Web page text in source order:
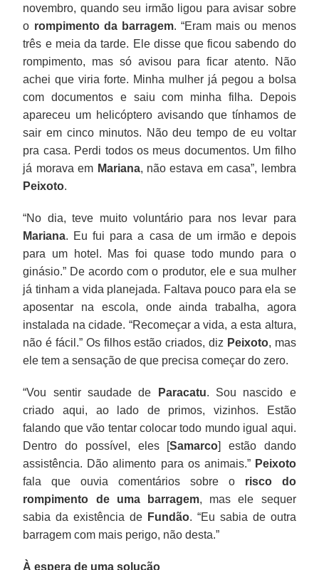
novembro, quando seu irmão ligou para avisar sobre
o rompimento da barragem. “Eram mais ou menos
três e meia da tarde. Ele disse que ficou sabendo do
rompimento, mas só avisou para ficar atento. Não
achei que viria forte. Minha mulher já pegou a bolsa
com documentos e saiu com minha filha. Depois
apareceu um helicóptero avisando que tínhamos de
sair em cinco minutos. Não deu tempo de eu voltar
pra casa. Perdi todos os meus documentos. Um filho
já morava em Mariana, não estava em casa”, lembra
Peixoto.
“No dia, teve muito voluntário para nos levar para
Mariana. Eu fui para a casa de um irmão e depois
para um hotel. Mas foi quase todo mundo para o
ginásio.” De acordo com o produtor, ele e sua mulher
já tinham a vida planejada. Faltava pouco para ela se
aposentar na escola, onde ainda trabalha, agora
instalada na cidade. “Recomeçar a vida, a esta altura,
não é fácil.” Os filhos estão criados, diz Peixoto, mas
ele tem a sensação de que precisa começar do zero.
“Vou sentir saudade de Paracatu. Sou nascido e
criado aqui, ao lado de primos, vizinhos. Estão
falando que vão tentar colocar todo mundo igual aqui.
Dentro do possível, eles [Samarco] estão dando
assistência. Dão alimento para os animais.” Peixoto
fala que ouvia comentários sobre o risco do
rompimento de uma barragem, mas ele sequer
sabia da existência de Fundão. “Eu sabia de outra
barragem com mais perigo, não desta.”
À espera de uma solução